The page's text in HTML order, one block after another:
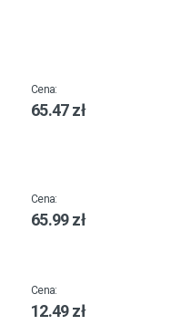
Cena:
65.47 zł
Cena:
65.99 zł
Cena:
12.49 zł